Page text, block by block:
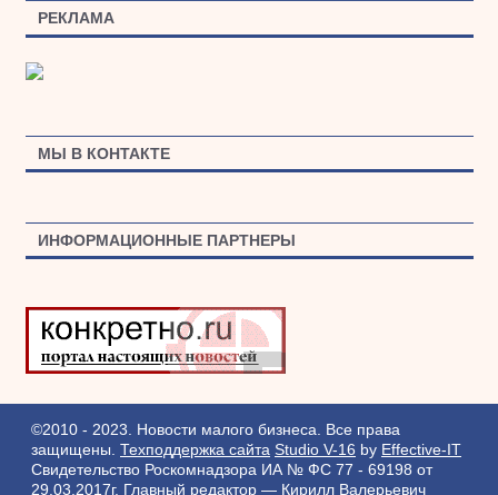
РЕКЛАМА
МЫ В КОНТАКТЕ
ИНФОРМАЦИОННЫЕ ПАРТНЕРЫ
©2010 - 2023. Новости малого бизнеса. Все права
защищены. Техподдержка сайта Studio V-16 by Effective-IT
Свидетельство Роскомнадзора ИА № ФС 77 - 69198 от
29.03.2017г.